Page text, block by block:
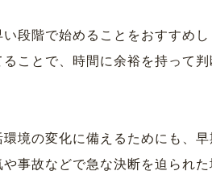
段階で始めることをおすすめ
ことで、時間に余裕を持って
境の変化に備えるためにも、
事故などで急な決断を迫られ